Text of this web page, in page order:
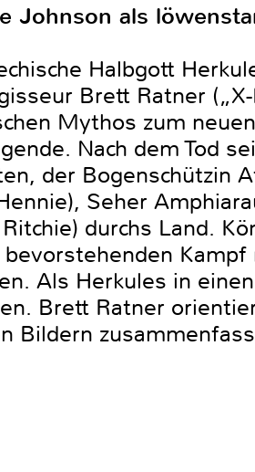
Johnson als
Halbgott
Brett Ratner
Mythos zum
Nach dem Tod
der Bogenschützin
Seher
Ritchie) durchs Land.
Kampf
Als Herkules in
Brett Ratner
Bildern